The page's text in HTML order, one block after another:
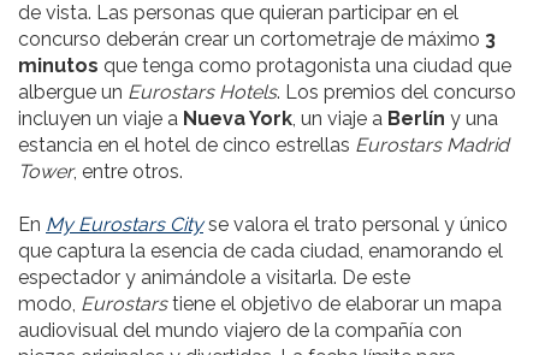
de vista. Las personas que quieran participar en el
concurso deberán crear un cortometraje de máximo 3
minutos que tenga como protagonista una ciudad que
albergue un Eurostars Hotels. Los premios del concurso
incluyen un viaje a Nueva York, un viaje a Berlín y una
estancia en el hotel de cinco estrellas Eurostars Madrid
Tower, entre otros.
En My Eurostars Cityse valora el trato personal y único
que captura la esencia de cada ciudad, enamorando el
espectador y animándole a visitarla. De este
modo, Eurostarstiene el objetivo de elaborar un mapa
audiovisual del mundo viajero de la compañía con